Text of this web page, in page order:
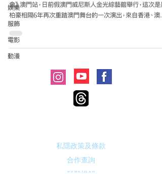
娛樂
服飾
電影
動漫
會》澳門站，日前假澳門威尼斯人金光綜藝館舉行，這次是
柏豪相隔6年再次重踏澳門舞台的一次演出，來自香港、澳門
廣州、珠海、江門等地的粉絲熱切期待柏豪的來臨，這次終
可以一睹柏豪的風采，自然份外興奮，柏豪難得與過萬粉絲
私隱政策及條款
合作查詢